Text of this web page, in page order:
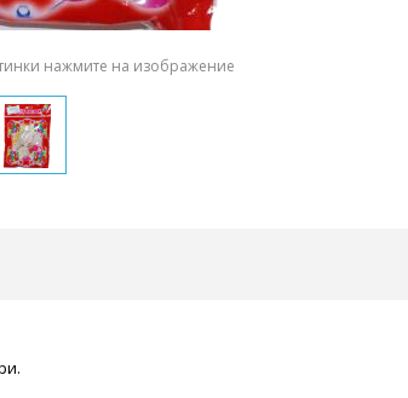
нажмите на изображение